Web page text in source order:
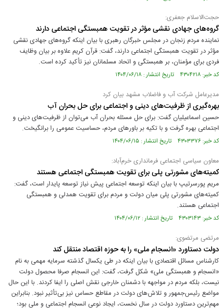
حجت‌الاسلام جعفری:
گروه‌های جهادی نقشی مؤثر در تقویت همبستگی اجتماعی دارند
نماینده مردم زنجان در مجلس خبرگان رهبری با بیان اینکه گروه‌های جهادی نقشی
مؤثر در تقویت همبستگی اجتماعی دارند، گفت: قرآن کریم علاوه بر بیان وظایف
فردی برای مؤمنان، بر همبستگی و اتحاد مسلمانان نیز تأکید کرده است.
کد خبر: ۴۳۰۴۲۱۸ تاریخ انتشار : ۱۴۰۴/۰۶/۱۸
مدیرعامل شرکت آب و فاضلاب مشهد بیان کرد
بهره‌گیری از ظرفیت‌های دینی و اجتماعی برای حل بحران آب
حسین اسماعیلیان گفت: برای حل مسئله بحران آب می‌توان از ظرفیت‌های دینی و
اجتماعی بهره گرفت و با تکیه بر باورهای مردم، حساسیت عمومی را برانگیخت.
کد خبر: ۴۳۰۳۳۷۶ تاریخ انتشار : ۱۴۰۴/۰۶/۱۵
معاون سیاسی اجتماعی فرمانداری خرم‌آباد:
کمیته‌های مشورتی پلی برای تقویت همبستگی اجتماعی هستند
مریم پورسرتیپ با بیان اینکه توسعه اجتماعی پیش نیاز توسعه پایدار است، گفت:
کمیته‌های مشورتی پلی میان دولت و مردم برای تقویت همدلی و همبستگی
اجتماعی هستند.
کد خبر: ۴۳۰۳۱۴۳ تاریخ انتشار : ۱۴۰۴/۰۶/۱۲
مرتضی مرتضوی:
دولت دستاورد «انسجام ملی» را به حوزه اقتصاد منتقل کند
کارشناس مسائل اقتصادی با بیان اینکه در طی یکسال گذشته سرمایه مهمی به نام
«انسجام و همبستگی ملی» شکل گرفت، گفت: این انسجام صرفا محصول دولت
نیست، بلکه مردم در مواجهه با دشمنان خارجی نقش اصلی را ایفا کردند. با این حال
مواضع رئیس‌جمهور و تلاش‌های دولت در مقاطع حساس نیز بی‌تأثیر نبود. بنابراین
مهم‌ترین دستاورد دولت در سال نخست، ایجاد نوعی انسجام اجتماعی و ملی بود؛